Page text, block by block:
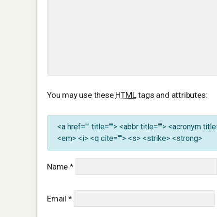
You may use these HTMLtags and attributes:
<a href="" title=""> <abbr title=""> <acronym
<em> <i> <q cite=""> <s> <strike> <strong>
Name *
Email *